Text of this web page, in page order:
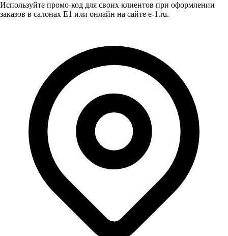
Используйте промо-код для своих клиентов при оформлении
заказов в салонах E1 или онлайн на сайте e-1.ru.